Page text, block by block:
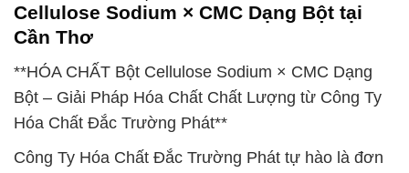
Cellulose Sodium × CMC Dạng Bột tại
Cần Thơ
**HÓA CHẤT Bột Cellulose Sodium × CMC Dạng
Bột – Giải Pháp Hóa Chất Chất Lượng từ Công Ty
Hóa Chất Đắc Trường Phát**
Công Ty Hóa Chất Đắc Trường Phát tự hào là đơn